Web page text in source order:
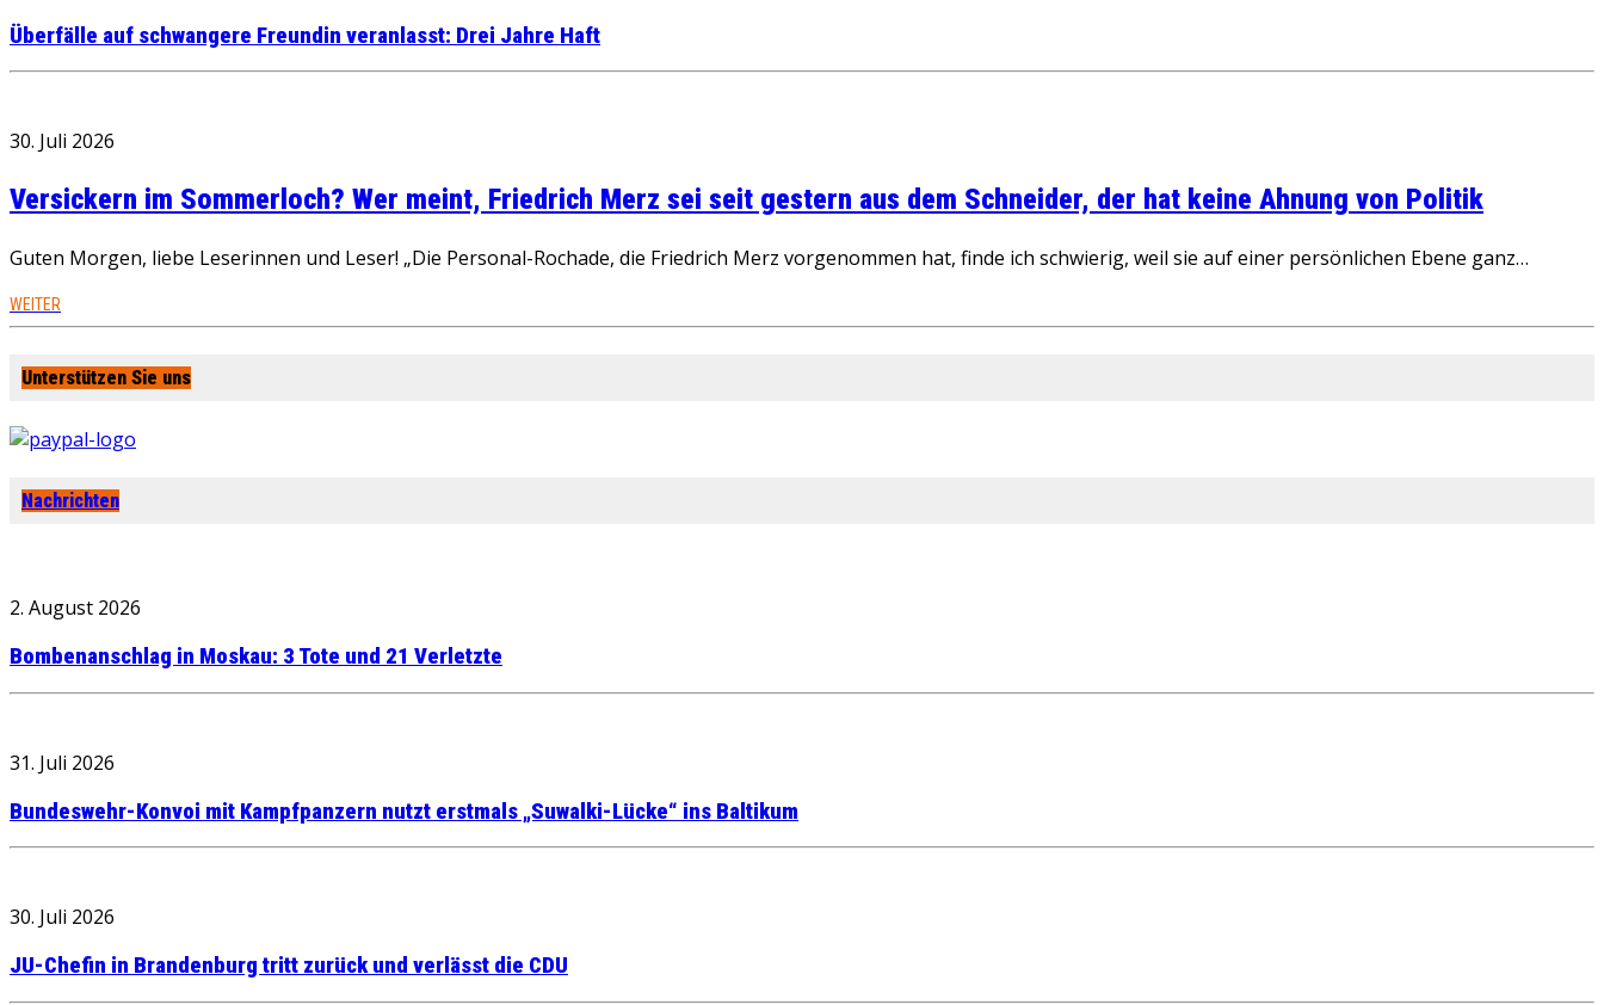
Überfälle auf schwangere Freundin veranlasst: Drei Jahre Haft
30. Juli 2026
Versickern im Sommerloch? Wer meint, Friedrich Merz sei seit gestern aus dem Schneider, der hat keine Ahnung von Politik
Guten Morgen, liebe Leserinnen und Leser! „Die Personal-Rochade, die Friedrich Merz vorgenommen hat, finde ich schwierig, weil sie auf einer persönlichen Ebene ganz…
WEITER
Unterstützen Sie uns
Nachrichten
2. August 2026
Bombenanschlag in Moskau: 3 Tote und 21 Verletzte
31. Juli 2026
Bundeswehr-Konvoi mit Kampfpanzern nutzt erstmals „Suwalki-Lücke“ ins Baltikum
30. Juli 2026
JU-Chefin in Brandenburg tritt zurück und verlässt die CDU